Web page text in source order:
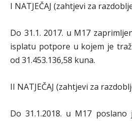
I NATJEČAJ (zahtjevi za
Do 31.1. 2017. u M17
isplatu potpore u kojem je
od 31.453.136,58 kuna.
II NATJEČAJ (zahtjevi za
Do 31.1.2018. u M17